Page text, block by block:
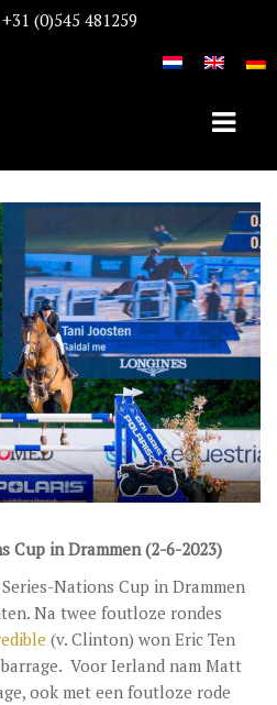
+31 (0)545 481259
Cup in Drammen (2-6-2023)
Nations Cup in Drammen
Na twee foutloze rondes
(v. Clinton) won Eric Ten
Voor Ierland nam Matt
ook met een foutloze rode